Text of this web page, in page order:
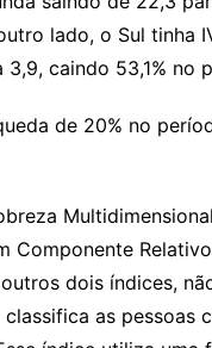
lado, o Sul tinha
3,9, caindo 53,1% no
de 20% no
Componente
dois índices,
as pessoas